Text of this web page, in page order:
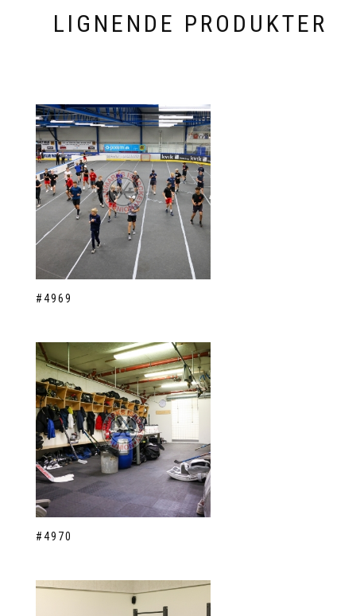
LIGNENDE PRODUKTER
#4969
#4970